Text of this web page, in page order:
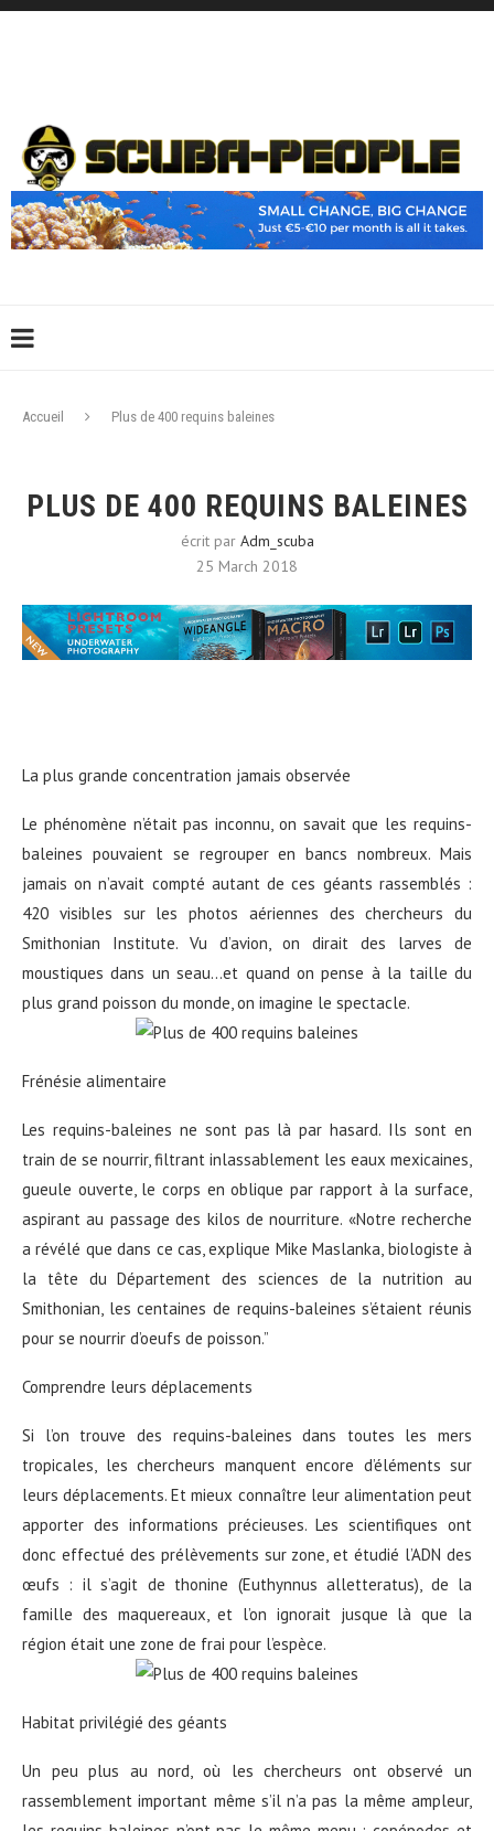
Accueil Plus de 400 requins baleines
PLUS DE 400 REQUINS BALEINES
écrit par Adm_scuba
25 March 2018
La plus grande concentration jamais observée
Le phénomène n’était pas inconnu, on savait que les requins-
baleines pouvaient se regrouper en bancs nombreux. Mais
jamais on n’avait compté autant de ces géants rassemblés :
420 visibles sur les photos aériennes des chercheurs du
Smithonian Institute. Vu d’avion, on dirait des larves de
moustiques dans un seau…et quand on pense à la taille du
plus grand poisson du monde, on imagine le spectacle.
Frénésie alimentaire
Les requins-baleines ne sont pas là par hasard. Ils sont en
train de se nourrir, filtrant inlassablement les eaux mexicaines,
gueule ouverte, le corps en oblique par rapport à la surface,
aspirant au passage des kilos de nourriture. «Notre recherche
a révélé que dans ce cas, explique Mike Maslanka, biologiste à
la tête du Département des sciences de la nutrition au
Smithonian, les centaines de requins-baleines s’étaient réunis
pour se nourrir d’oeufs de poisson.”
Comprendre leurs déplacements
Si l’on trouve des requins-baleines dans toutes les mers
tropicales, les chercheurs manquent encore d’éléments sur
leurs déplacements. Et mieux connaître leur alimentation peut
apporter des informations précieuses. Les scientifiques ont
donc effectué des prélèvements sur zone, et étudié l’ADN des
œufs : il s’agit de thonine (Euthynnus alletteratus), de la
famille des maquereaux, et l’on ignorait jusque là que la
région était une zone de frai pour l’espèce.
Habitat privilégié des géants
Un peu plus au nord, où les chercheurs ont observé un
rassemblement important même s’il n’a pas la même ampleur,